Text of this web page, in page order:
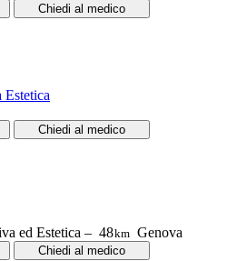
Chiedi al medico
Estetica
Chiedi al medico
ed Estetica – 48km Genova
Chiedi al medico